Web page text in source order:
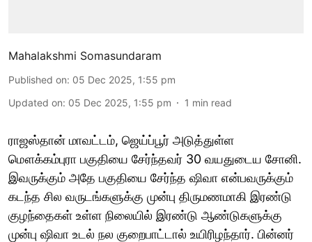
Mahalakshmi Somasundaram
Published on: 05 Dec 2025, 1:55 pm
Updated on: 05 Dec 2025, 1:55 pm 1 min read
ராஜஸ்தான் மாவட்டம், ஜெய்ப்பூர் அடுத்துள்ள
மௌக்கம்புரா பகுதியை சேர்ந்தவர் 30 வயதுடைய சோனி.
இவருக்கும் அதே பகுதியை சேர்ந்த ஷிவா என்பவருக்கும்
கடந்த சில வருடங்களுக்கு முன்பு திருமணமாகி இரண்டு
குழந்தைகள் உள்ள நிலையில் இரண்டு ஆண்டுகளுக்கு
முன்பு ஷிவா உடல் நல குறைபாட்டால் உயிரிழந்தார். பின்னர்